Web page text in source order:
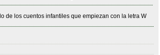
de los cuentos infantiles que empiezan con la letra W